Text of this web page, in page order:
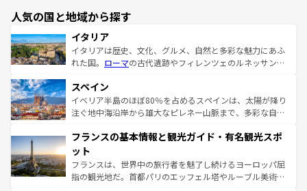
人気の国と地域から探す
イタリア
イタリアは歴史、文化、グルメ、自然と多彩な魅力にあふ
れた国。 ローマの古代遺跡やフィレンツェのルネッサンス
ろん、トスカーナの美しい田園風景やアマルフィ海岸の絶
景など、自然景観も見逃せない。観光の合間には、本場の
ピザやパスタなど、絶品のイタリア料理を堪能することも
ませてくれるイタリアで、忘れられない旅をしてみよう！
なお、新着のイタリア情報は
しい。
スペイン
イベリア半島のほぼ80％を占めるスペインは、太陽が降り
注ぐ地中海沿岸から雄大なピレネー山脈まで、多彩な自然
文化が根付くこの国では、情熱的なフラメンコ、熱気あふ
れる闘牛、そして美味しいタパスが生活の一部となってい
る。首都マドリードの洗練された雰囲気や、バルセロナの
アートに溢れた街角から、地方では古代ローマ遺跡や中世
フランスの基本情報と観光ガイド・有名観光スポ
ット
フランスは、世界中の旅行者を魅了し続けるヨーロッパ屈
指の観光地だ。首都パリのエッフェル塔やルーブル美術館